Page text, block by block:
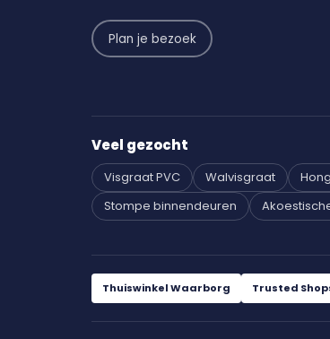
Plan je bezoek
Veel gezocht
Visgraat PVC Walvisgraat
Stompe binnendeuren
Thuiswinkel Waarborg Trusted